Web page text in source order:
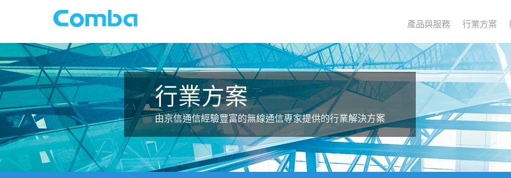
產品與服務 行業方案
行業方案
由京信通信經驗豐富的無線通信專家提供的行業解決方案